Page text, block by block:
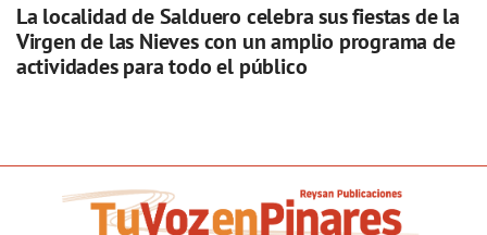
La localidad de Salduero celebra sus fiestas de la
Virgen de las Nieves con un amplio programa de
actividades para todo el público